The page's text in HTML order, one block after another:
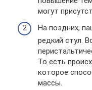
могут
На поздних,
редкий стул.
То есть
которое
массы.